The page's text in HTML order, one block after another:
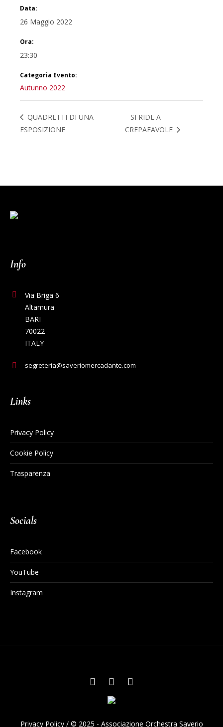
Data:
26 Maggio 2022
Ora:
23:30
Categoria Evento:
Autunno 2022
QUADRETTI DI UNA
ESPOSIZIONE
SI RIDE A
CREPAFAVOLE
Info
Via Briga 6
Altamura
BARI
70022
ITALY
segreteria@saveriomercadante.com
Links
Privacy Policy
Cookie Policy
Trasparenza
Socials
Facebook
YouTube
Instagram
Privacy Policy/ © 2025 - Associazione Orchestra Saverio